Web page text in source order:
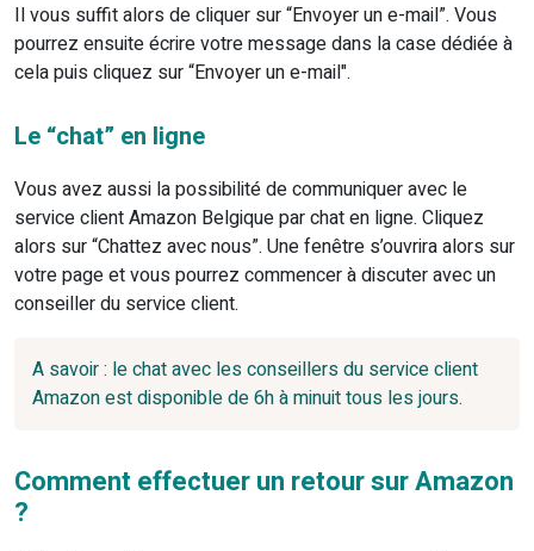
Il vous suffit alors de cliquer sur “Envoyer un e-mail”. Vous
pourrez ensuite écrire votre message dans la case dédiée à
cela puis cliquez sur “Envoyer un e-mail".
Le “chat” en ligne
Vous avez aussi la possibilité de communiquer avec le
service client Amazon Belgique par chat en ligne. Cliquez
alors sur “Chattez avec nous”. Une fenêtre s’ouvrira alors sur
votre page et vous pourrez commencer à discuter avec un
conseiller du service client.
A savoir : le chat avec les conseillers du service client
Amazon est disponible de 6h à minuit tous les jours.
Comment effectuer un retour sur Amazon
?